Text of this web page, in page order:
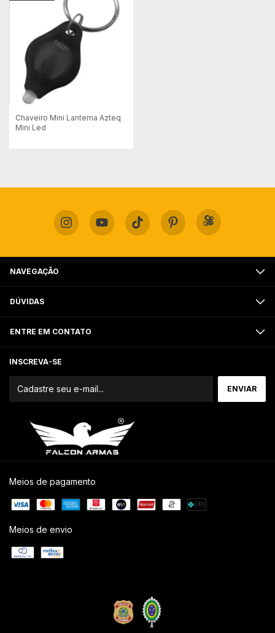
Chaveiro Mini Lanterna Azteq
Mini Led
NAVEGAÇÃO
DÚVIDAS
ENTRE EM CONTATO
INSCREVA-SE
Meios de pagamento
Meios de envio